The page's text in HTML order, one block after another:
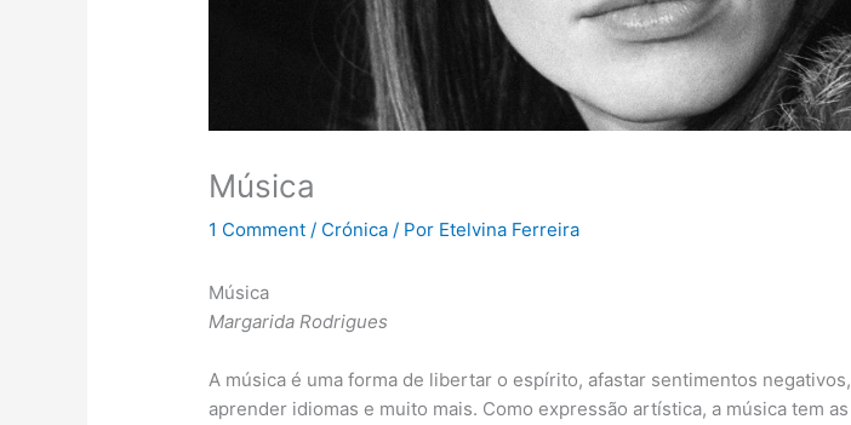
Música
1 Comment / Crónica / Por Etelvina Ferreira
Música
Margarida Rodrigues
A música é uma forma de libertar o espírito, afastar sentimentos negativos,
aprender idiomas e muito mais. Como expressão artística, a música tem as